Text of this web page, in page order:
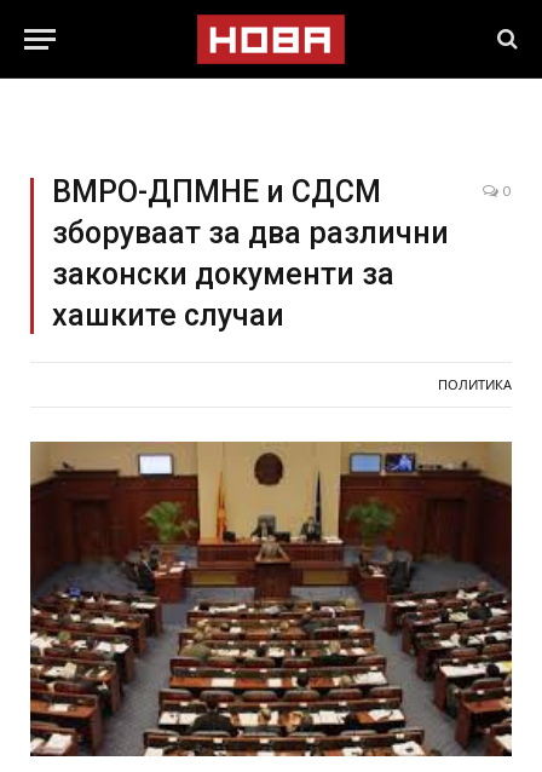
ВМРО-ДПМНЕ и СДСМ
зборуваат за два различни
законски документи за
хашките случаи
0
ПОЛИТИКА